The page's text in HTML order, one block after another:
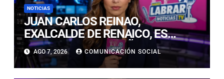
NOTICIAS
JUAN CARLOS REINAO,
EXALCALDE DE RENAICO, ES
CONDENADO A 15 AÑOS DE
CÁRCEL POR DELITOS DE
CONNOTACIÓN SEXUAL
AGO 7, 2026 COMUNICACIÓN SOCIAL